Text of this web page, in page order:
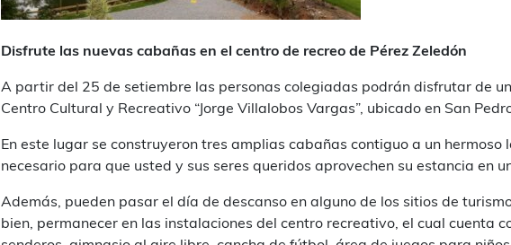
Disfrute las nuevas cabañas en el centro de recreo de Pérez Zeledón
A partir del 25 de setiembre las personas colegiadas podrán disfrutar de
Centro Cultural y Recreativo “Jorge Villalobos Vargas”, ubicado en San
En este lugar se construyeron tres amplias cabañas contiguo a un
necesario para que usted y sus seres queridos aprovechen su estancia en
Además, pueden pasar el día de descanso en alguno de los sitios de
bien, permanecer en las instalaciones del centro recreativo, el cual cuenta